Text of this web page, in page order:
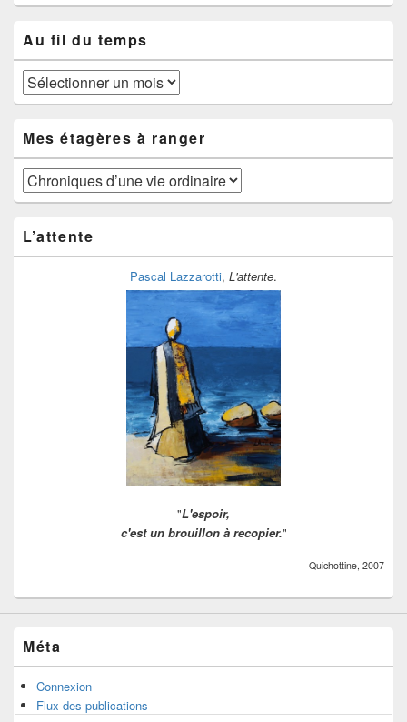
Au fil du temps
Au
fil
temps
Mes étagères à ranger
Mes
étagères
ranger
L’attente
Pascal Lazzarotti, L'attente.
"L'espoir,
c'est un brouillon à recopier."
Quichottine, 2007
Méta
Connexion
Flux des publications